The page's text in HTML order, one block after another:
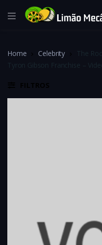
Home Celebrity
The
Tyron Gibson Franchise –